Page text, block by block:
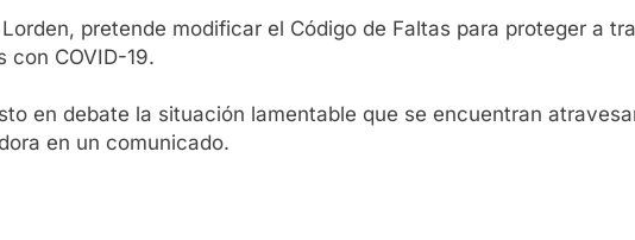
pretende modificar el Código de Faltas para proteger a
con COVID-19.
en debate la situación lamentable que se encuentran
en un comunicado.